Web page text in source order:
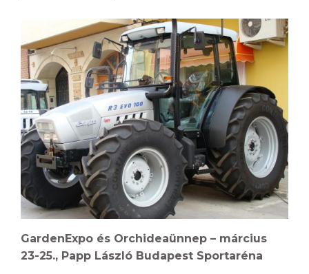
GardenExpo és Orchideaünnep – március
23-25., Papp László Budapest Sportaréna